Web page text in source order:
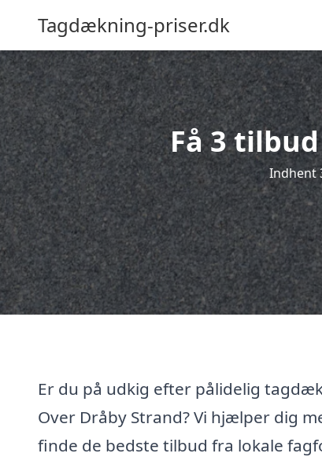
Tagdækning-priser.dk
Få 3
Indhent
Er du på udkig efter pålidelig
Over Dråby Strand? Vi hjælper dig
finde de bedste tilbud fra lokale